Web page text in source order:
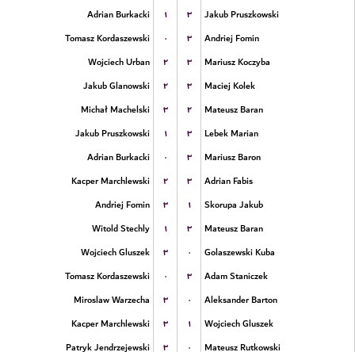
Adrian Burkacki
۱ ۳
Jakub Pruszkowski
Tomasz Kordaszewski
۰ ۳
Andriej Fomin
Wojciech Urban
۲ ۳
Mariusz Koczyba
Jakub Glanowski
۲ ۳
Maciej Kolek
Michał Machelski
۳ ۲
Mateusz Baran
Jakub Pruszkowski
۱ ۳
Lebek Marian
Adrian Burkacki
۰ ۳
Mariusz Baron
Kacper Marchlewski
۲ ۳
Adrian Fabis
Andriej Fomin
۳ ۱
Skorupa Jakub
Witold Stechly
۱ ۳
Mateusz Baran
Wojciech Gluszek
۳ ۰
Golaszewski Kuba
Tomasz Kordaszewski
۰ ۳
Adam Staniczek
Miroslaw Warzecha
۳ ۰
Aleksander Barton
Kacper Marchlewski
۳ ۱
Wojciech Gluszek
Patryk Jendrzejewski
۳ ۰
Mateusz Rutkowski